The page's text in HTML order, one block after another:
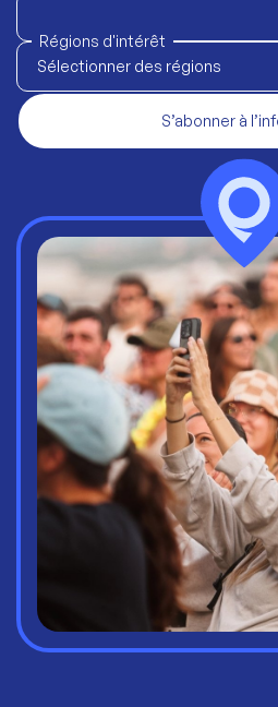
Régions d'intérêt
Sélectionner des régions
S’abonner à